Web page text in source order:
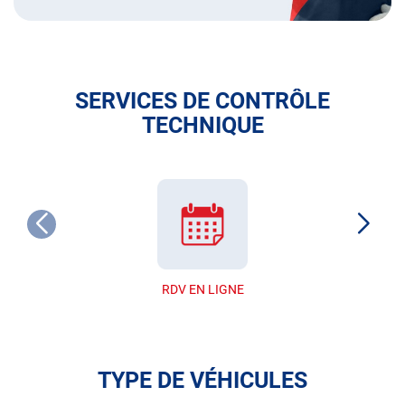
SERVICES DE CONTRÔLE
TECHNIQUE
RDV EN LIGNE
TYPE DE VÉHICULES